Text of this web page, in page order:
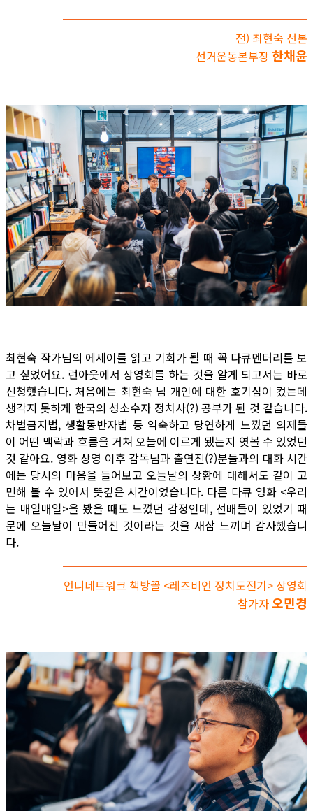
전) 최현숙 선본
선거운동본부장한채윤
최현숙 작가님의 에세이를 읽고 기회가 될 때 꼭 다큐멘터리를 보
고 싶었어요. 런아웃에서 상영회를 하는 것을 알게 되고서는 바로
신청했습니다. 처음에는 최현숙 님 개인에 대한 호기심이 컸는데
생각지 못하게 한국의 성소수자 정치사(?) 공부가 된 것 같습니다.
차별금지법, 생활동반자법 등 익숙하고 당연하게 느꼈던 의제들
이 어떤 맥락과 흐름을 거쳐 오늘에 이르게 됐는지 엿볼 수 있었던
것 같아요. 영화 상영 이후 감독님과 출연진(?)분들과의 대화 시간
에는 당시의 마음을 들어보고 오늘날의 상황에 대해서도 같이 고
민해 볼 수 있어서 뜻깊은 시간이었습니다. 다른 다큐 영화 <우리
는 매일매일>을 봤을 때도 느꼈던 감정인데, 선배들이 있었기 때
문에 오늘날이 만들어진 것이라는 것을 새삼 느끼며 감사했습니
다.
언니네트워크 책방꼴 <레즈비언 정치도전기> 상영회
참가자오민경